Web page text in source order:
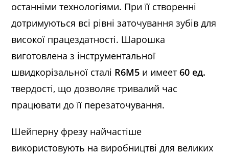
останніми технологіями. При її створенні
дотримуються всі рівні заточування зубів для
високої працездатності. Шарошка
виготовлена з інструментальної
швидкорізальної сталі R6М5 и имеет60 ед.
твердості, що дозволяє тривалий час
працювати до її перезаточування.
Шейперну фрезу найчастіше
використовують на виробництві для великих